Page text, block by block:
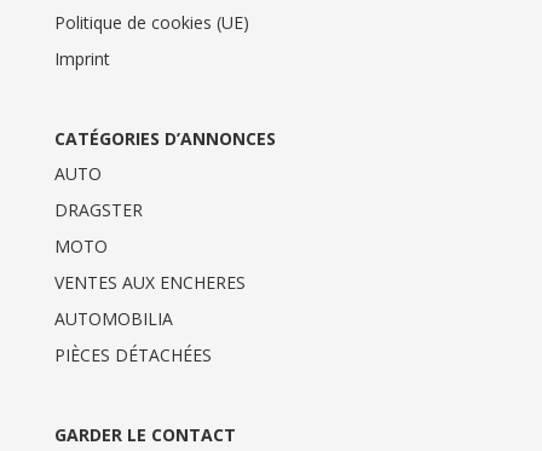
Politique de cookies (UE)
Imprint
CATÉGORIES D’ANNONCES
AUTO
DRAGSTER
MOTO
VENTES AUX ENCHERES
AUTOMOBILIA
PIÈCES DÉTACHÉES
GARDER LE CONTACT